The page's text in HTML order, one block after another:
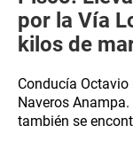
por la Vía
kilos de
Conducía
Naveros
también se